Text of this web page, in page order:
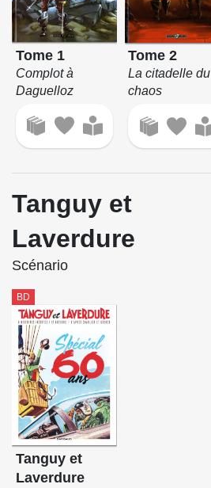
Tome 1
Complot à
Daguelloz
Tome 2
La citadelle du
chaos
Tanguy et
Laverdure
Scénario
BD
Tanguy et
Laverdure